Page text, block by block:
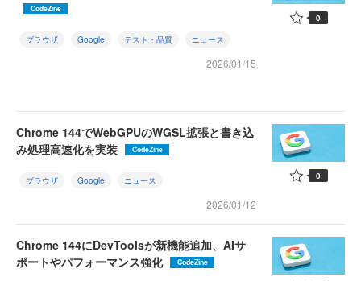
CodeZine
ブラウザ Google テスト・品質 ニュース
2026/01/15
0
Chrome 144でWebGPUのWGSL拡張と書き込
み処理高速化を実装
CodeZine
ブラウザ Google ニュース
2026/01/12
0
Chrome 144にDevToolsが新機能追加、AIサ
ポートやパフォーマンス強化
CodeZine